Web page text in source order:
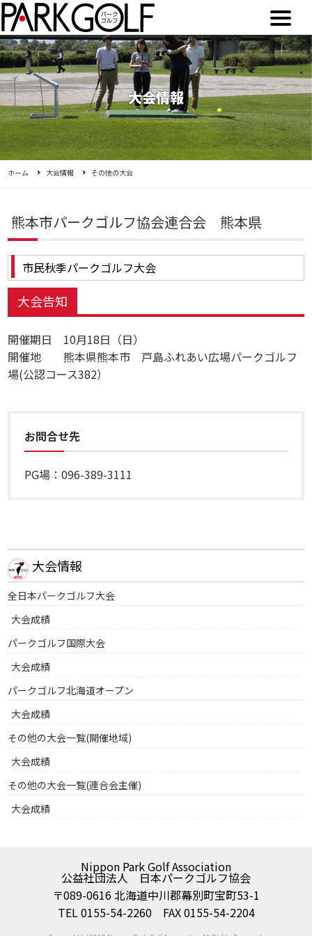
大会情報
ホーム 大会情報 その他の大会
大会情報
全日本パークゴルフ大会
大会成績
パークゴルフ国際大会
大会成績
パークゴルフ北海道オープン
大会成績
その他の大会一覧(開催地域)
大会成績
その他の大会一覧(連合会主催)
大会成績
熊本市パークゴルフ協会連合会 熊本県
市民秋季パークゴルフ大会
大会告知
開催期日 10月18日（日）
開催地 熊本県熊本市 戸島ふれあい広場パークゴルフ
場(公認コース382）
お問合せ先
PG場：096-389-3111
Nippon Park Golf Association
公益社団法人 日本パークゴルフ協会
〒089-0616 北海道中川郡幕別町宝町53-1
TEL 0155-54-2260 FAX 0155-54-2204